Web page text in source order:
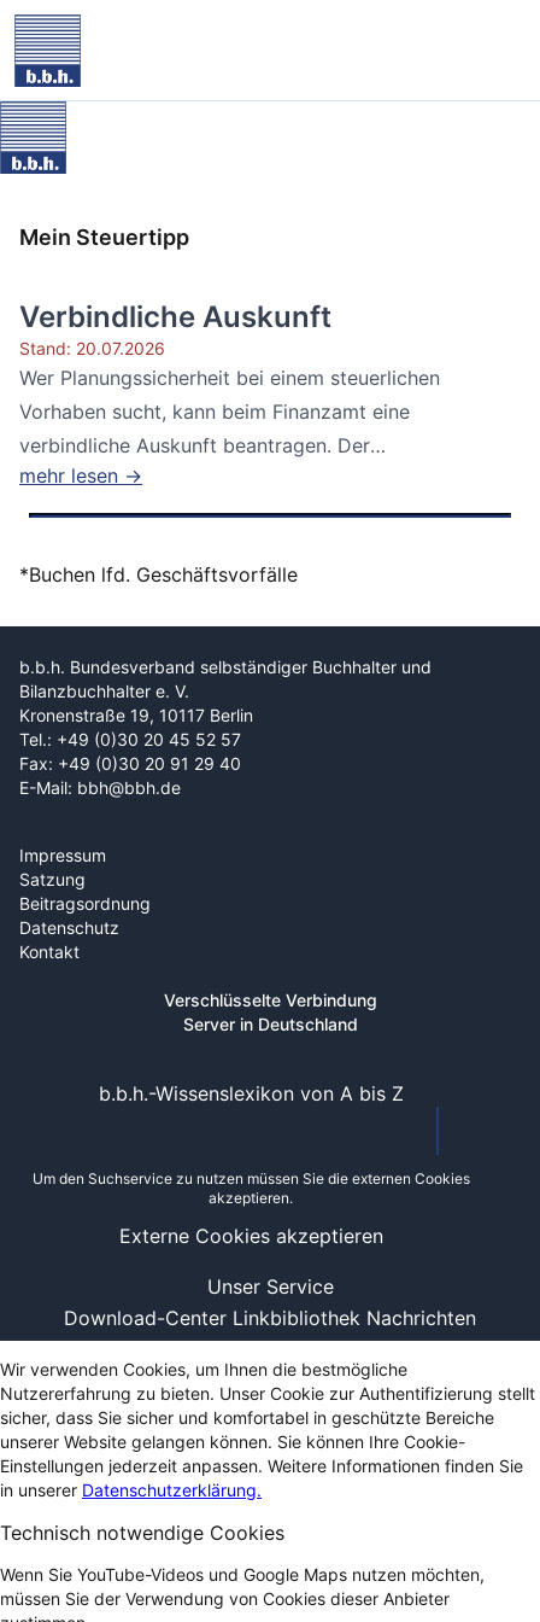
Mein Steuertipp
Verbindliche Auskunft
Stand: 20.07.2026
Wer Planungssicherheit bei einem steuerlichen
Vorhaben sucht, kann beim Finanzamt eine
verbindliche Auskunft beantragen. Der
Bundesfinanzhof...
mehr lesen →
*Buchen lfd. Geschäftsvorfälle
b.b.h. Bundesverband selbständiger Buchhalter und
Bilanzbuchhalter e. V.
Kronenstraße 19, 10117 Berlin
Tel.: +49 (0)30 20 45 52 57
Fax: +49 (0)30 20 91 29 40
E-Mail: bbh@bbh.de
Impressum
Satzung
Beitragsordnung
Datenschutz
Kontakt
Verschlüsselte Verbindung
Server in Deutschland
Unser Service
Download-Center Linkbibliothek Nachrichten
b.b.h.-Wissenslexikon von A bis Z
Um den Suchservice zu nutzen müssen Sie die externen Cookies
akzeptieren.
Externe Cookies akzeptieren
Wir verwenden Cookies, um Ihnen die bestmögliche
Nutzererfahrung zu bieten. Unser Cookie zur Authentifizierung stellt
sicher, dass Sie sicher und komfortabel in geschützte Bereiche
unserer Website gelangen können. Sie können Ihre Cookie-
Einstellungen jederzeit anpassen. Weitere Informationen finden Sie
in unserer Datenschutzerklärung.
Technisch notwendige Cookies
Wenn Sie YouTube-Videos und Google Maps nutzen möchten,
müssen Sie der Verwendung von Cookies dieser Anbieter